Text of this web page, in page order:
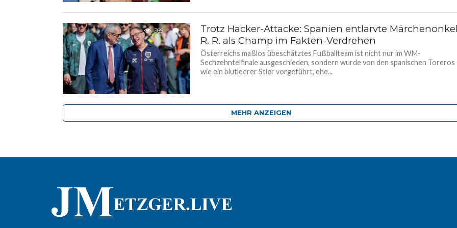
389 3
Trotz Hacker-Attacke: Spanien entlarvte
R. R. als Champ im Fakten-Verdrehen
Österreichs maßlos übeschätztes Fußballteam ist nicht nur im WM-
Sechzehntelfinale ausgeschieden, sondern wurde von den spanischen Toreros
wie ein blutleerer Stier vorgeführt, ehe...
MEHR ANZEIGEN